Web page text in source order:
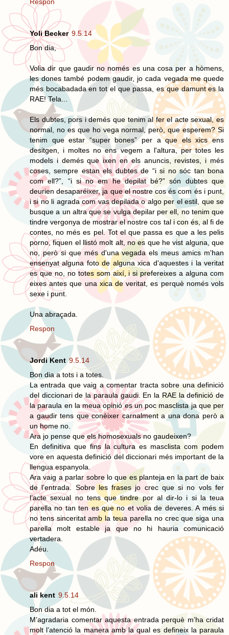
Yoli Becker 9.5.14
Bon dia,
Volia dir que gaudir no només es una cosa per a hòmens,
les dones també podem gaudir, jo cada vegada me quede
més bocabadada en tot el que passa, es que damunt es la
RAE! Tela...
Els dubtes, pors i demés que tenim al fer el acte sexual, es
normal, no es que ho vega normal, però, que esperem? Si
tenim que estar “super bones” per a que els xics ens
desitgen, i moltes no ens vegem a l'altura, per totes les
models i demés que ixen en els anuncis, revistes, i més
coses, sempre estan els dubtes de “i si no sóc tan bona
com ell?”, “i si no em he depilat bé?” són dubtes que
deurien desaparéixer, ja que el nostre cos és com és i punt,
i si no li agrada com vas depilada o algo per el estil, que se
busque a un altra que se vulga depilar per ell, no tenim que
tindre vergonya de mostrar el nostre cos tal i con és, al fi de
contes, no més es pel. Tot el que passa es que a les pelis
porno, fiquen el llistó molt alt, no es que he vist alguna, que
no, però si que més d'una vegada els meus amics m'han
ensenyat alguna foto de alguna xica d'aquestes i la veritat
es que no, no totes som així, i si prefereixes a alguna com
eixes antes que una xica de veritat, es perquè només vols
sexe i punt.
Una abraçada.
Respon
Jordi Kent 9.5.14
Bon dia a tots i a totes.
La entrada que vaig a comentar tracta sobre una definició
del diccionari de la paraula gaudi. En la RAE la definició de
la paraula en la meua opinió es un poc masclista ja que per
a gaudir tens que conèixer carnalment a una dona però a
un home no.
Ara jo pense que els homosexuals no gaudeixen?
En definitiva que fins la cultura es masclista com podem
vore en aquesta definició del diccionari més important de la
llengua espanyola.
Ara vaig a parlar sobre lo que es planteja en la part de baix
de l’entrada. Sobre les frases jo crec que si no vols fer
l’acte sexual no tens que tindre por al dir-lo i si la teua
parella no tan ten es que no et volia de deveres. A més si
no tens sinceritat amb la teua parella no crec que siga una
parella molt estable ja que no hi hauria comunicació
vertadera.
Adéu.
Respon
ali kent 9.5.14
Bon dia a tot el món.
M’agradaria comentar aquesta entrada perquè m’ha cridat
molt l’atenció la manera amb la qual es defineix la paraula